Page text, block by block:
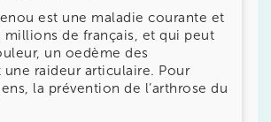
est une maladie courante et
millions de français, et qui peut
un oedème des
raideur articulaire. Pour
la prévention de l’arthrose du
sur
sur
– VILLIERS